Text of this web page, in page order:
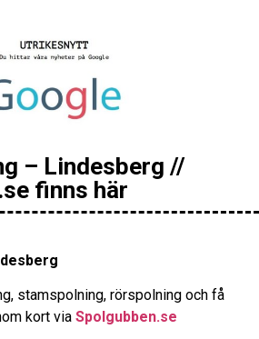
– Lindesberg //
finns här
stamspolning, rörspolning och få
kort via Spolgubben.se